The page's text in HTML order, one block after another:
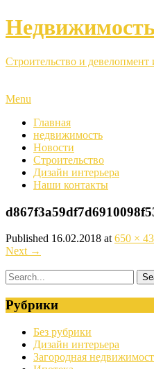
Строительство и
Menu
Главная
недвижимость
Новости
Строительство
Дизайн интерьера
Наши контакты
Published 16.02.2018 at 650 ×
Next →
Рубрики
Без рубрики
Дизайн интерьера
Загородная